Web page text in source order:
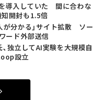
導入していた 間に合わな
開封も1.5倍
が分かる」サイト拡散 ソー
ード外部送信
独立してAI実験を大規模自
設立